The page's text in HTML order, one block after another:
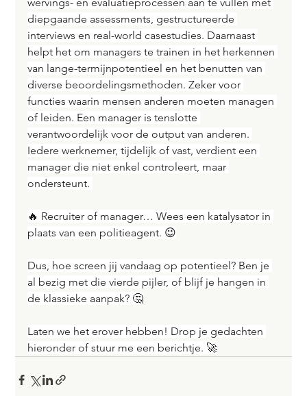
diepgaande assessments, gestructureerde
interviews en real-world casestudies. Daarnaast
helpt het om managers te trainen in het herkennen
van lange-termijnpotentieel en het benutten van
diverse beoordelingsmethoden. Zeker voor
functies waarin mensen anderen moeten managen
of leiden. Een manager is tenslotte
verantwoordelijk voor de output van anderen.
Iedere werknemer, tijdelijk of vast, verdient een
manager die niet enkel controleert, maar
ondersteunt.
🔥 Recruiter of manager… Wees een katalysator in
plaats van een politieagent. 😉
Dus, hoe screen jij vandaag op potentieel? Ben je
al bezig met die vierde pijler, of blijf je hangen in
de klassieke aanpak? 🤔
Laten we het erover hebben! Drop je gedachten
hieronder of stuur me een berichtje. 🚀